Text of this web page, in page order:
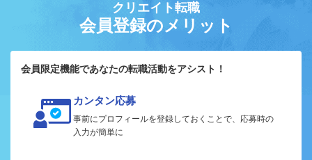
クリエイト転職
会員登録のメリット
会員限定機能であなたの転職活動をアシスト！
カンタン応募
事前にプロフィールを登録しておくことで、応募時の
入力が簡単に